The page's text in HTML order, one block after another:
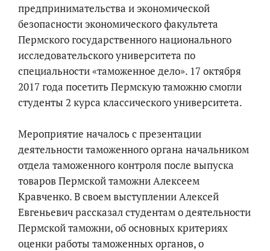
предпринимательства и экономической
безопасности экономического факультета
Пермского государственного национального
исследовательского университета по
специальности «таможенное дело». 17 октября
2017 года посетить Пермскую таможню смогли
студенты 2 курса классического университета.
Мероприятие началось с презентации
деятельности таможенного органа начальником
отдела таможенного контроля после выпуска
товаров Пермской таможни Алексеем
Кравченко. В своем выступлении Алексей
Евгеньевич рассказал студентам о деятельности
Пермской таможни, об основных критериях
оценки работы таможенных органов, о